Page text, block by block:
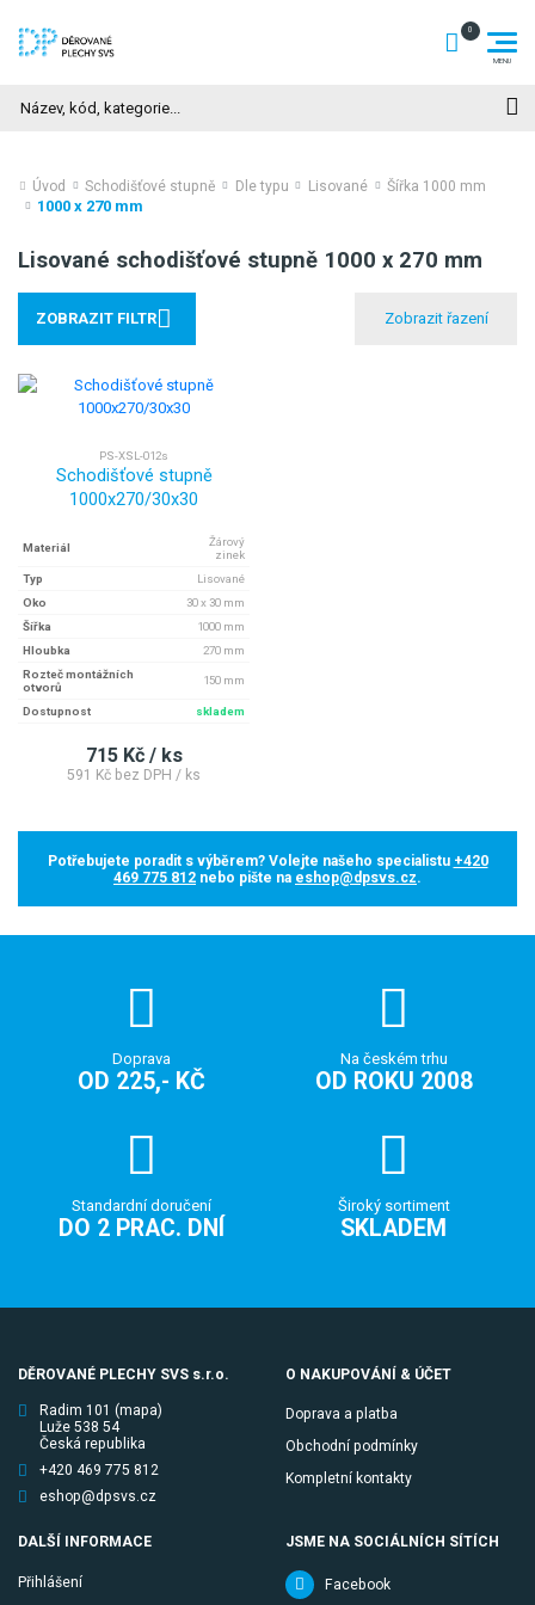
Úvod Schodišťové stupně Dle typu Lisované Šířka 1000 mm
1000 x 270 mm
Lisované schodišťové stupně 1000 x 270 mm
ZOBRAZIT FILTR
PS-XSL-012s
Schodišťové stupně
1000x270/30x30
Materiál
Žárový
zinek
Typ
Lisované
Oko
30 x 30 mm
Šířka
1000 mm
Hloubka
270 mm
Rozteč montážních
otvorů
150 mm
Dostupnost skladem
715 Kč / ks
591 Kč bez DPH / ks
Potřebujete poradit s výběrem? Volejte našeho specialistu +420
469 775 812 nebo pište na eshop@dpsvs.cz.
Doprava
OD 225,- KČ
Na českém trhu
OD ROKU 2008
Standardní doručení
DO 2 PRAC. DNÍ
Široký sortiment
SKLADEM
DĚROVANÉ PLECHY SVS s.r.o.
Radim 101 (mapa)
Luže 538 54
Česká republika
+420 469 775 812
eshop@dpsvs.cz
O NAKUPOVÁNÍ & ÚČET
Doprava a platba
Obchodní podmínky
Kompletní kontakty
DALŠÍ INFORMACE
Přihlášení
JSME NA SOCIÁLNÍCH SÍTÍCH
Facebook